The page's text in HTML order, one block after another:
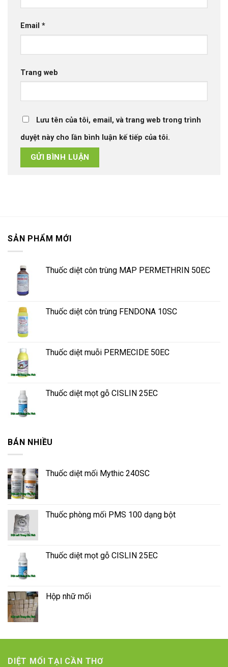
Email *
Trang web
Lưu tên của tôi, email, và trang web trong trình
duyệt này cho lần bình luận kế tiếp của tôi.
SẢN PHẨM MỚI
Thuốc diệt côn trùng MAP PERMETHRIN 50EC
Thuốc diệt côn trùng FENDONA 10SC
Thuốc diệt muỗi PERMECIDE 50EC
Thuốc diệt mọt gỗ CISLIN 25EC
BÁN NHIỀU
Thuốc diệt mối Mythic 240SC
Thuốc phòng mối PMS 100 dạng bột
Thuốc diệt mọt gỗ CISLIN 25EC
Hộp nhữ mối
DIỆT MỐI TẠI CẦN THƠ